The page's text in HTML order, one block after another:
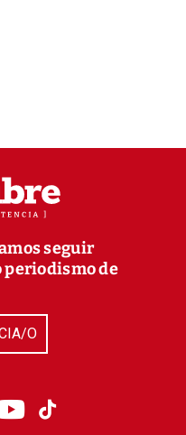
seguir
de
O